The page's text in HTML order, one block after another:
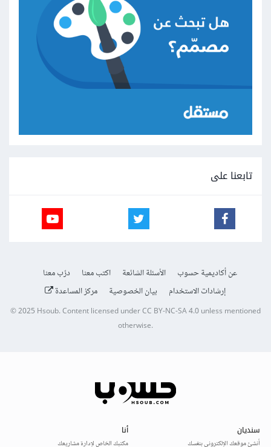
تابعنا على
عن أكاديمية حسوب الأسئلة الشائعة اكتب معنا
درّب معنا
إرشادات الاستخدام
بيان الخصوصية مركز المساعدة
© 2025Hsoub.Content licensed underCC BY-NC-SA 4.0unless mentioned
otherwise.